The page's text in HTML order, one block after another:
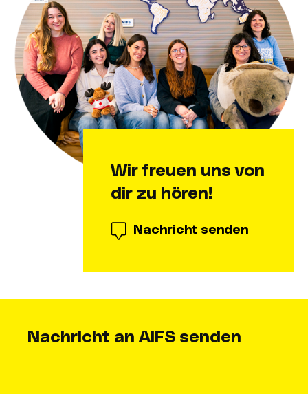
Wir freuen uns von
dir zu hören!
Nachricht senden
Nachricht an AIFS senden